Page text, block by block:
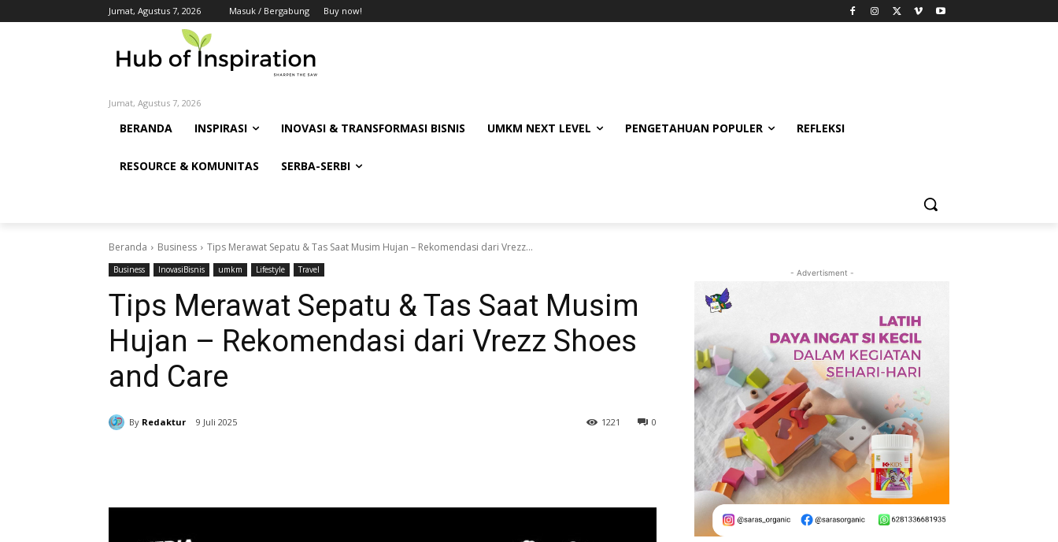
Jumat, Agustus 7, 2026 Masuk / Bergabung Buy now!
Jumat, Agustus 7, 2026
BERANDA INSPIRASI INOVASI & TRANSFORMASI BISNIS UMKM NEXT LEVEL PENGETAHUAN POPULER REFLEKSI
RESOURCE & KOMUNITAS SERBA-SERBI
Beranda Business Tips Merawat Sepatu & Tas Saat Musim Hujan – Rekomendasi dari Vrezz...
Business InovasiBisnis umkm Lifestyle Travel
Tips Merawat Sepatu & Tas Saat Musim
Hujan – Rekomendasi dari Vrezz Shoes
and Care
By Redaktur 9 Juli 2025 0
1221
- Advertisment -